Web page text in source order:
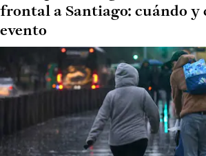
frontal a Santiago: cuándo y
evento